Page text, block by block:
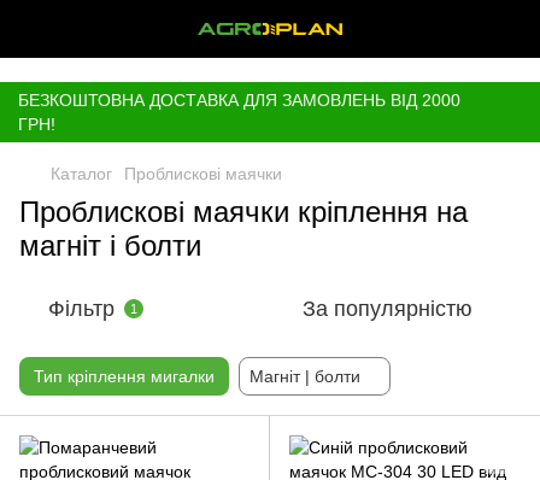
БЕЗКОШТОВНА ДОСТАВКА ДЛЯ ЗАМОВЛЕНЬ ВІД 2000
ГРН!
Каталог Проблискові маячки
Проблискові маячки кріплення на
магніт і болти
Фільтр 1 За популярністю
Тип кріплення мигалки Магніт | болти